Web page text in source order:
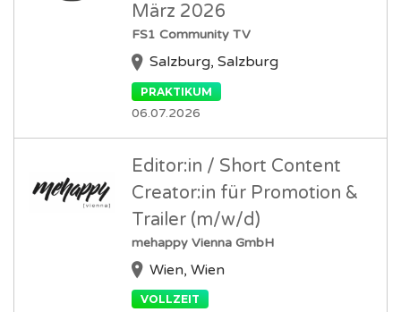
März 2026
FS1 Community TV
Salzburg, Salzburg
PRAKTIKUM
06.07.2026
Editor:in / Short Content
Creator:in für Promotion &
Trailer (m/w/d)
mehappy Vienna GmbH
Wien, Wien
VOLLZEIT